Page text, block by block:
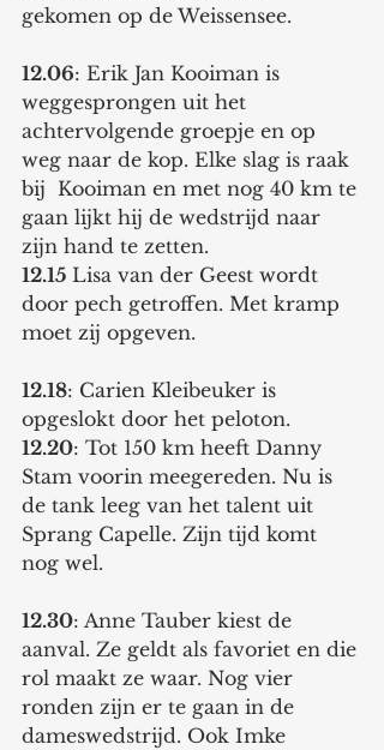
gekomen op de Weissensee.
12.06: Erik Jan Kooiman is
weggesprongen uit het
achtervolgende groepje en op
weg naar de kop. Elke slag is raak
bij  Kooiman en met nog 40 km te
gaan lijkt hij de wedstrijd naar
zijn hand te zetten.
12.15 Lisa van der Geest wordt
door pech getroffen. Met kramp
moet zij opgeven.
12.18: Carien Kleibeuker is
opgeslokt door het peloton.
12.20: Tot 150 km heeft Danny
Stam voorin meegereden. Nu is
de tank leeg van het talent uit
Sprang Capelle. Zijn tijd komt
nog wel.
12.30: Anne Tauber kiest de
aanval. Ze geldt als favoriet en die
rol maakt ze waar. Nog vier
ronden zijn er te gaan in de
dameswedstrijd. Ook Imke